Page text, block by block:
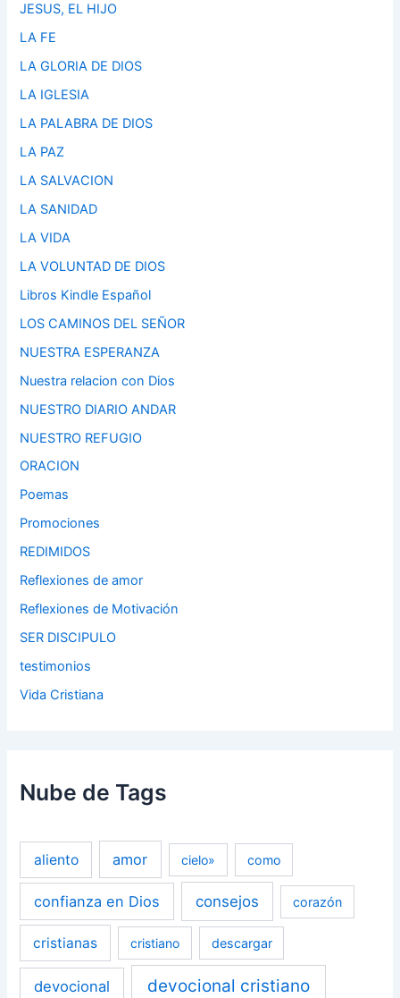
JESUS, EL HIJO
LA FE
LA GLORIA DE DIOS
LA IGLESIA
LA PALABRA DE DIOS
LA PAZ
LA SALVACION
LA SANIDAD
LA VIDA
LA VOLUNTAD DE DIOS
Libros Kindle Español
LOS CAMINOS DEL SEÑOR
NUESTRA ESPERANZA
Nuestra relacion con Dios
NUESTRO DIARIO ANDAR
NUESTRO REFUGIO
ORACION
Poemas
Promociones
REDIMIDOS
Reflexiones de amor
Reflexiones de Motivación
SER DISCIPULO
testimonios
Vida Cristiana
Nube de Tags
aliento amor cielo» como
confianza en Dios consejos corazón
cristianas cristiano descargar
devocional devocional cristiano